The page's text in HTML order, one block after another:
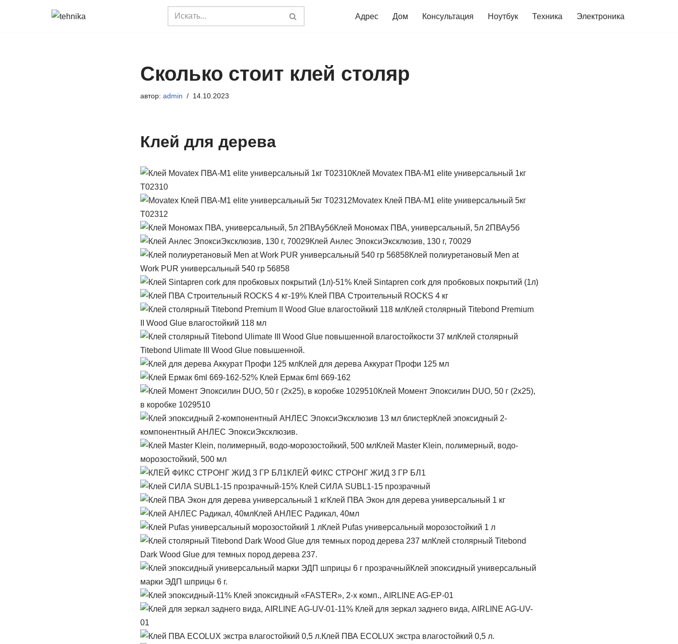
Адрес Дом Консультация Ноутбук Техника Электроника
Сколько стоит клей столяр
автор: admin 14.10.2023
Клей для дерева
Клей Movatex ПВА-М1 elite универсальный 1кг
Т02310
Movatex Клей ПВА-М1 elite универсальный 5кг
Т02312
Клей Мономах ПВА, универсальный, 5л 2ПВАу5б
Клей Анлес ЭпоксиЭксклюзив, 130 г, 70029
Клей полиуретановый Men at
Work PUR универсальный 540 гр 56858
-51% Клей Sintapren cork для пробковых покрытий (1л)
-19% Клей ПВА Строительный ROCKS 4 кг
Клей столярный Titebond Premium
II Wood Glue влагостойкий 118 мл
Клей столярный
Titebond Ulimate III Wood Glue повышенной.
Клей для дерева Аккурат Профи 125 мл
-52% Клей Ермак 6ml 669-162
Клей Момент Эпоксилин DUO, 50 г (2х25),
в коробке 1029510
Клей эпоксидный 2-
компонентный АНЛЕС ЭпоксиЭксклюзив.
Клей Master Klein, полимерный, водо-
морозостойкий, 500 мл
КЛЕЙ ФИКС СТРОНГ ЖИД 3 ГР БЛ1
-15% Клей СИЛА SUBL1-15 прозрачный
Клей ПВА Экон для дерева универсальный 1 кг
Клей АНЛЕС Радикал, 40мл
Клей Pufas универсальный морозостойкий 1 л
Клей столярный Titebond
Dark Wood Glue для темных пород дерева 237.
Клей эпоксидный универсальный
марки ЭДП шприцы 6 г.
-11% Клей эпоксидный «FASTER», 2-х комп., AIRLINE AG-EP-01
-11% Клей для зеркал заднего вида, AIRLINE AG-UV-
01
Клей ПВА ECOLUX экстра влагостойкий 0,5 л.